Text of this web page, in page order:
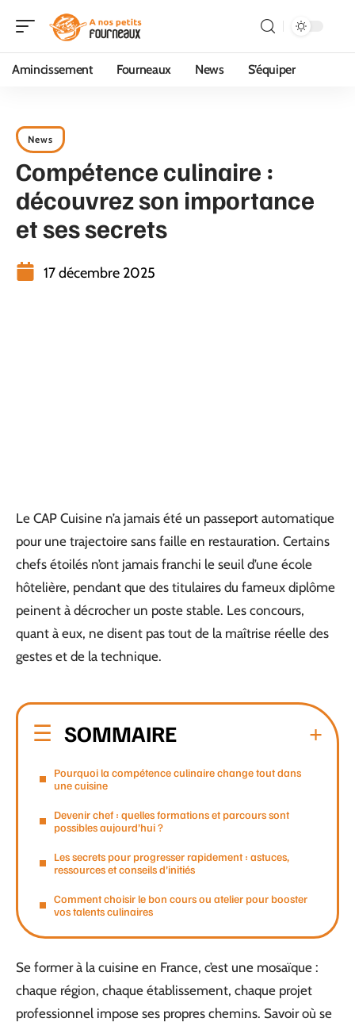
Amincissement Fourneaux News S’équiper
News
Compétence culinaire :
découvrez son importance
et ses secrets
17 décembre 2025
Le CAP Cuisine n’a jamais été un passeport automatique
pour une trajectoire sans faille en restauration. Certains
chefs étoilés n’ont jamais franchi le seuil d’une école
hôtelière, pendant que des titulaires du fameux diplôme
peinent à décrocher un poste stable. Les concours,
quant à eux, ne disent pas tout de la maîtrise réelle des
gestes et de la technique.
SOMMAIRE
Pourquoi la compétence culinaire change tout dans
une cuisine
Devenir chef : quelles formations et parcours sont
possibles aujourd’hui ?
Les secrets pour progresser rapidement : astuces,
ressources et conseils d’initiés
Comment choisir le bon cours ou atelier pour booster
vos talents culinaires
Se former à la cuisine en France, c’est une mosaïque :
chaque région, chaque établissement, chaque projet
professionnel impose ses propres chemins. Savoir où se